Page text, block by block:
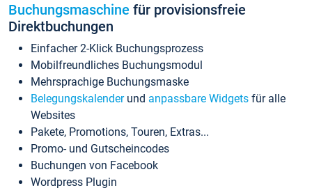
Buchungsmaschine für provisionsfreie
Direktbuchungen
Einfacher 2-Klick Buchungsprozess
Mobilfreundliches Buchungsmodul
Mehrsprachige Buchungsmaske
Belegungskalenderund anpassbare Widgets für alle
Websites
Pakete, Promotions, Touren, Extras...
Promo- und Gutscheincodes
Buchungen von Facebook
Wordpress Plugin